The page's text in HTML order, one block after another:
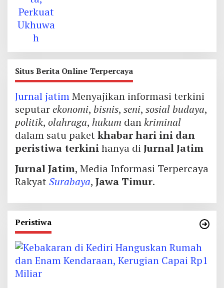
Situs Berita Online Terpercaya
Jurnal jatimMenyajikan informasi terkini
seputarekonomi, bisnis, seni, sosial budaya,
politik, olahraga, hukum dankriminal
dalam satu paketkhabar hari ini dan
peristiwa terkinihanya di Jurnal Jatim
Jurnal Jatim, Media Informasi Terpercaya
RakyatSurabaya, Jawa Timur.
Peristiwa